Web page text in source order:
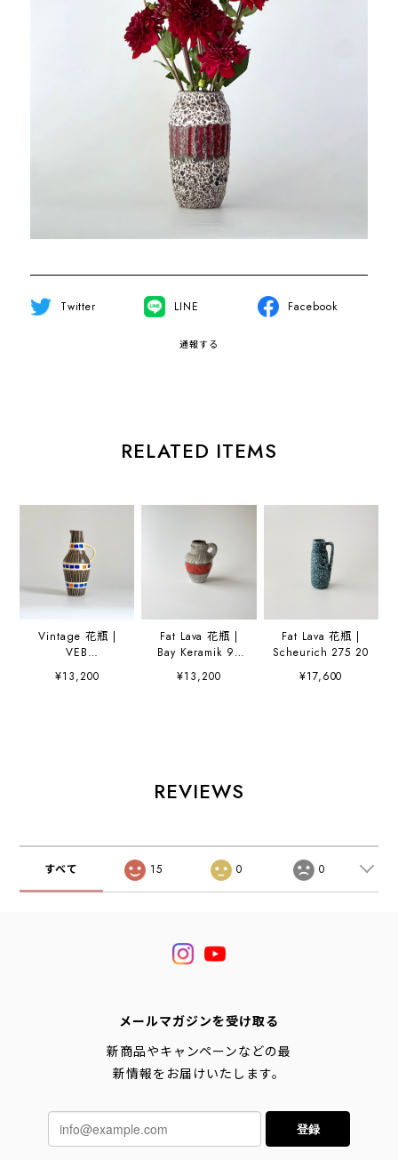
Twitter LINE Facebook
通報する
RELATED ITEMS
Vintage 花瓶 |
VEB
Haldensleben
4025
¥13,200
Fat Lava 花瓶 |
Bay Keramik 95
17
¥13,200
Fat Lava 花瓶 |
Scheurich 275 20
¥17,600
REVIEWS
すべて 15 0 0
メールマガジンを受け取る
新商品やキャンペーンなどの最
新情報をお届けいたします。
登録